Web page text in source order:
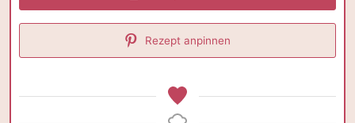
Rezept anpinnen